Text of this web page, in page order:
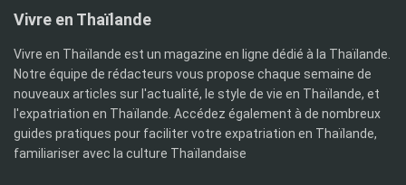
Vivre en Thaïlande
Vivre en Thaïlande est un magazine en ligne dédié à la Thaïlande.
Notre équipe de rédacteurs vous propose chaque semaine de
nouveaux articles sur l'actualité, le style de vie en Thaïlande, et
l'expatriation en Thaïlande. Accédez également à de nombreux
guides pratiques pour faciliter votre expatriation en Thaïlande,
familiariser avec la culture Thaïlandaise